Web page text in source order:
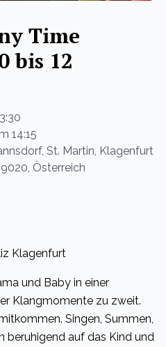
Time
bis 12
14:15
St. Martin, Klagenfurt
Österreich
Klagenfurt
und Baby in einer
Klangmomente zu zweit.
Singen, Summen,
beruhigend auf das Kind und